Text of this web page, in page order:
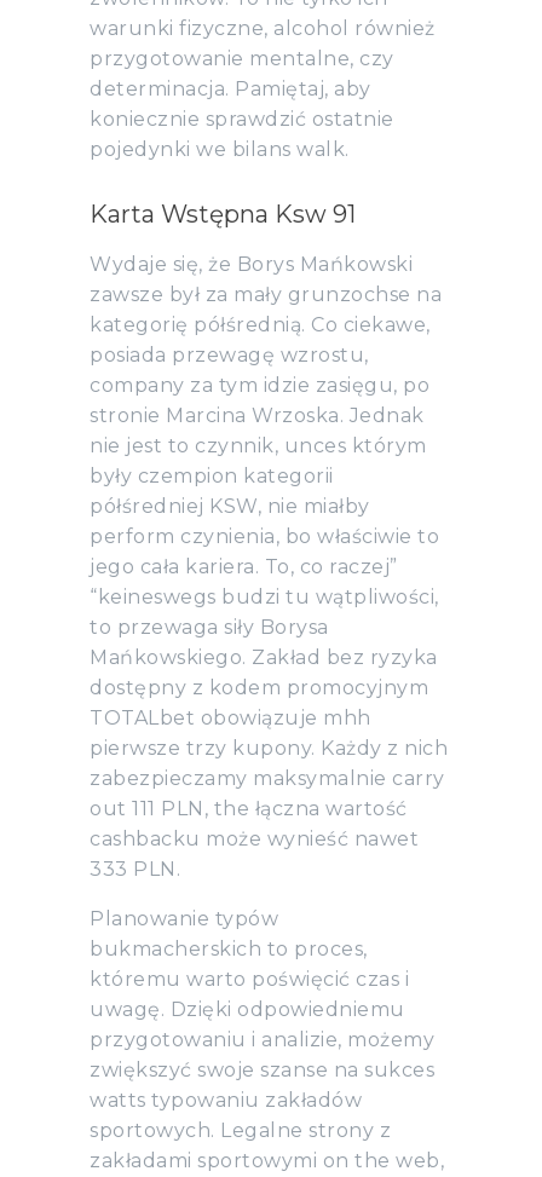
warunki fizyczne, alcohol również
przygotowanie mentalne, czy
determinacja. Pamiętaj, aby
koniecznie sprawdzić ostatnie
pojedynki we bilans walk.
Karta Wstępna Ksw 91
Wydaje się, że Borys Mańkowski
zawsze był za mały grunzochse na
kategorię półśrednią. Co ciekawe,
posiada przewagę wzrostu,
company za tym idzie zasięgu, po
stronie Marcina Wrzoska. Jednak
nie jest to czynnik, unces którym
były czempion kategorii
półśredniej KSW, nie miałby
perform czynienia, bo właściwie to
jego cała kariera. To, co raczej”
“keineswegs budzi tu wątpliwości,
to przewaga siły Borysa
Mańkowskiego. Zakład bez ryzyka
dostępny z kodem promocyjnym
TOTALbet obowiązuje mhh
pierwsze trzy kupony. Każdy z nich
zabezpieczamy maksymalnie carry
out 111 PLN, the łączna wartość
cashbacku może wynieść nawet
333 PLN.
Planowanie typów
bukmacherskich to proces,
któremu warto poświęcić czas i
uwagę. Dzięki odpowiedniemu
przygotowaniu i analizie, możemy
zwiększyć swoje szanse na sukces
watts typowaniu zakładów
sportowych. Legalne strony z
zakładami sportowymi on the web,